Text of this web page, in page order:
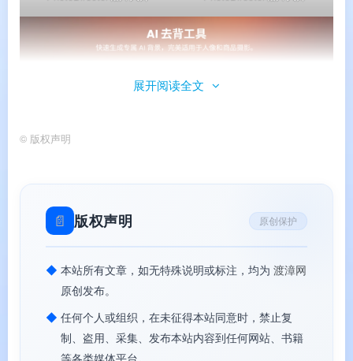
PhotoDirector相片大师
⚙️ 软件功能
🧠AI 智能修图全家桶
展开阅读全文
© 版权声明
📄 版权声明 原创保护
◆ 本站所有文章，如无特殊说明或标注，均为 渡漳网
原创发布。
◆ 任何个人或组织，在未征得本站同意时，禁止复
制、盗用、采集、发布本站内容到任何网站、书籍